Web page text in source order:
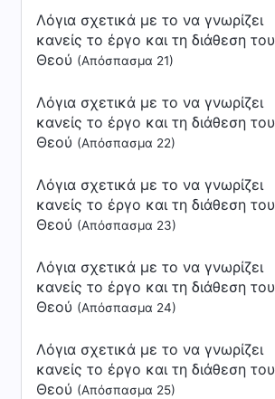
Λόγια σχετικά με το να γνωρίζει
κανείς το έργο και τη διάθεση του
Θεού (Απόσπασμα 21)
Λόγια σχετικά με το να γνωρίζει
κανείς το έργο και τη διάθεση του
Θεού (Απόσπασμα 22)
Λόγια σχετικά με το να γνωρίζει
κανείς το έργο και τη διάθεση του
Θεού (Απόσπασμα 23)
Λόγια σχετικά με το να γνωρίζει
κανείς το έργο και τη διάθεση του
Θεού (Απόσπασμα 24)
Λόγια σχετικά με το να γνωρίζει
κανείς το έργο και τη διάθεση του
Θεού (Απόσπασμα 25)